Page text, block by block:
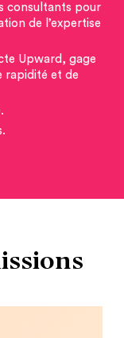
consultants pour
de l’expertise
Upward, gage
rapidité et de